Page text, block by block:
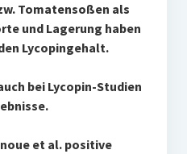
Tomatensoßen als
und Lagerung haben
Lycopingehalt.
bei Lycopin-Studien
et al. positive